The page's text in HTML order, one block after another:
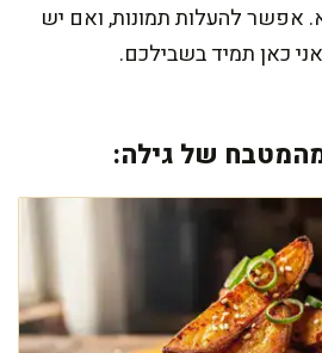
אפשר להעלות תמונות, ואם יש
כאן תמיד בשבילכם.
של גילה: